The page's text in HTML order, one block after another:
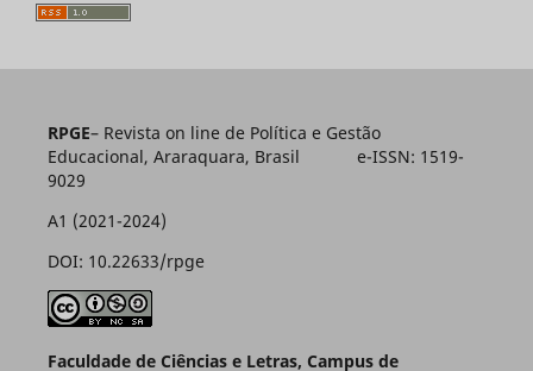
RPGE– Revista on line de Política e Gestão
Educacional, Araraquara, Brasil e-ISSN: 1519-
9029
A1 (2021-2024)
DOI: 10.22633/rpge
Faculdade de Ciências e Letras, Campus de